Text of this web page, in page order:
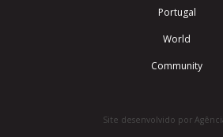
Portugal
World
Community
Site desenvolvido por